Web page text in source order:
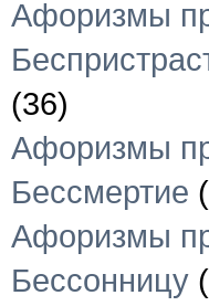
Афоризмы
(36)
Афоризмы
Бессмертие
Афоризмы
Бессонницу